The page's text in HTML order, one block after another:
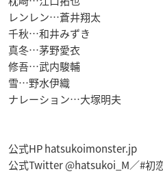
レンレン…蒼井翔太
千秋…和井みずき
真冬…茅野愛衣
修吾…武内駿輔
雪…野水伊織
ナレーション…大塚明夫
公式HP hatsukoimonster.jp
公式Twitter @hatsukoi_M／#初